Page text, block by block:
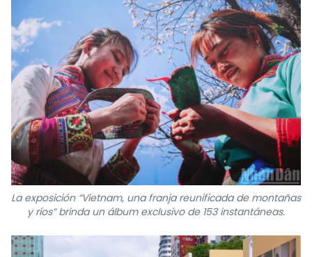
La exposición “Vietnam, una franja reunificada de montañas
y ríos” brinda un álbum exclusivo de 153 instantáneas.